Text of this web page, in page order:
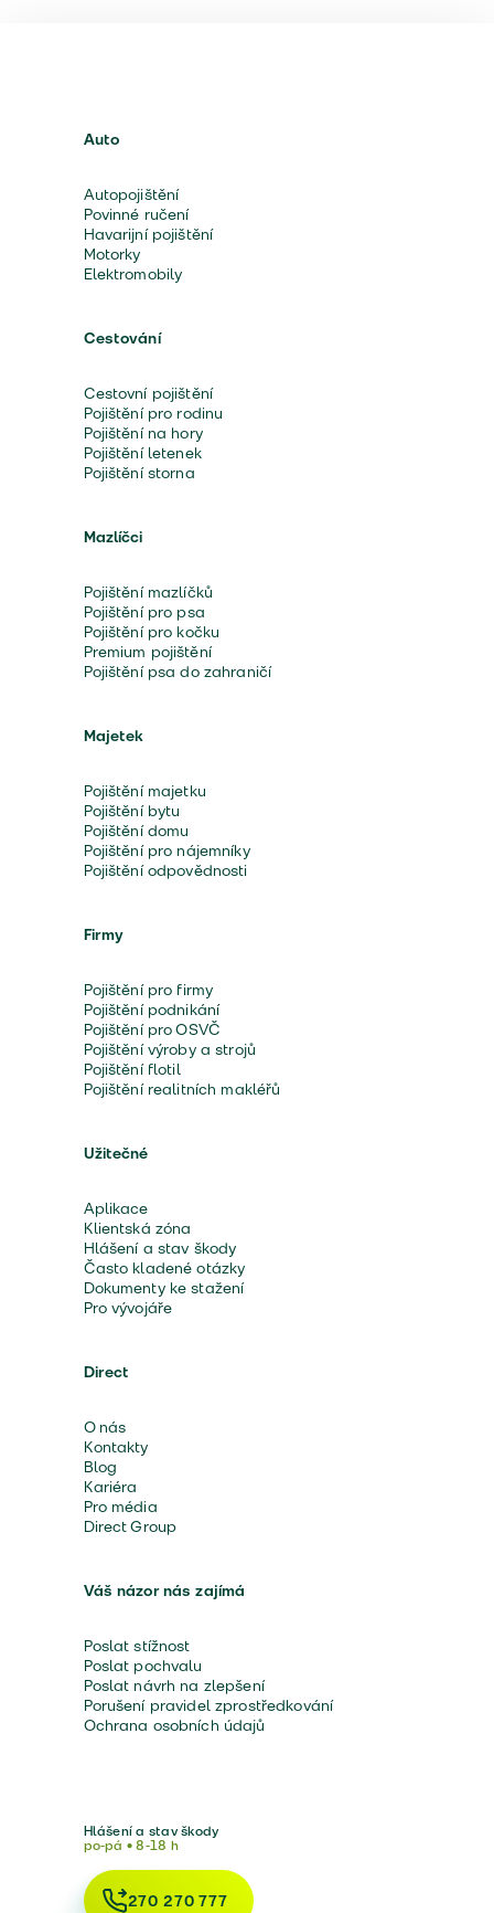
Auto
Autopojištění
Povinné ručení
Havarijní pojištění
Motorky
Elektromobily
Cestování
Cestovní pojištění
Pojištění pro rodinu
Pojištění na hory
Pojištění letenek
Pojištění storna
Mazlíčci
Pojištění mazlíčků
Pojištění pro psa
Pojištění pro kočku
Premium pojištění
Pojištění psa do zahraničí
Majetek
Pojištění majetku
Pojištění bytu
Pojištění domu
Pojištění pro nájemníky
Pojištění odpovědnosti
Firmy
Pojištění pro firmy
Pojištění podnikání
Pojištění pro OSVČ
Pojištění výroby a strojů
Pojištění flotil
Pojištění realitních makléřů
Užitečné
Aplikace
Klientská zóna
Hlášení a stav škody
Často kladené otázky
Dokumenty ke stažení
Pro vývojáře
Direct
O nás
Kontakty
Blog
Kariéra
Pro média
Direct Group
Váš názor nás zajímá
Poslat stížnost
Poslat pochvalu
Poslat návrh na zlepšení
Porušení pravidel zprostředkování
Ochrana osobních údajů
Hlášení a stav škody
po-pá • 8-18 h
270 270 777